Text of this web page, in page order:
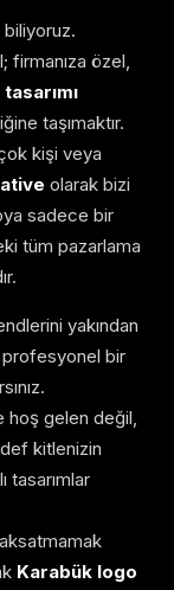
firmanıza özel,
taşımaktır.
kişi veya
olarak bizi
sadece bir
tüm pazarlama
yakından
profesyonel bir
hoş gelen değil,
kitlenizin
tasarımlar
Karabük logo